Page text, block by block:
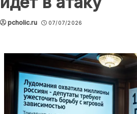
pcholic.ru 07/07/2026